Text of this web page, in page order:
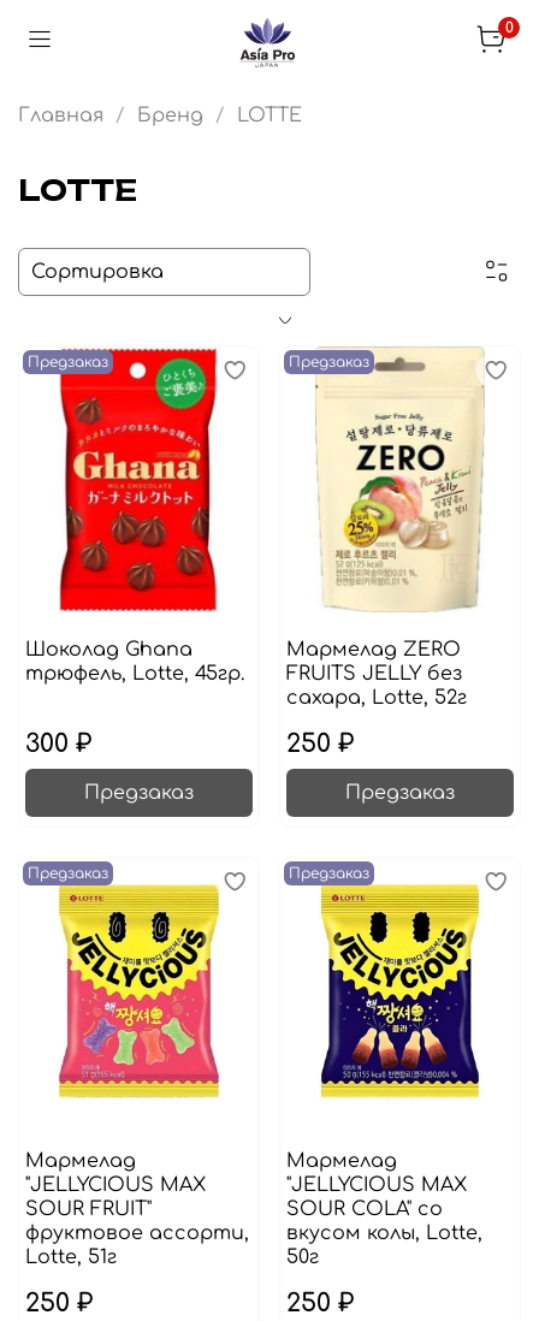
0
Главная Бренд LOTTE
LOTTE
Предзаказ
Шоколад Ghana
трюфель, Lotte, 45гр.
300 ₽
Предзаказ
Предзаказ
Мармелад ZERO
FRUITS JELLY без
сахара, Lotte, 52г
250 ₽
Предзаказ
Предзаказ
Мармелад
"JELLYCIOUS MAX
SOUR FRUIT"
фруктовое ассорти,
Lotte, 51г
250 ₽
Предзаказ
Мармелад
"JELLYCIOUS MAX
SOUR COLA" со
вкусом колы, Lotte,
50г
250 ₽